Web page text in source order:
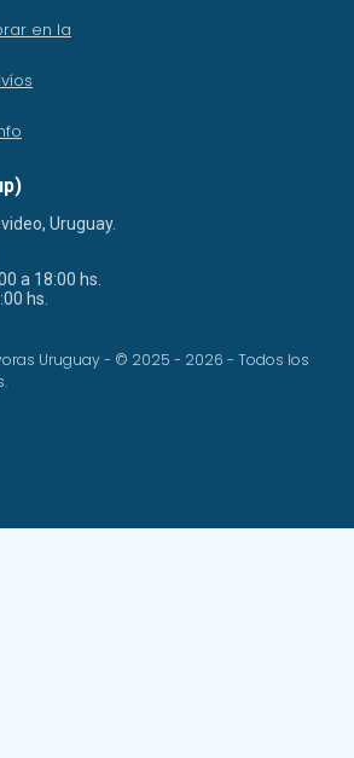
en la
Uruguay.
a 18:00 hs.
hs.
Uruguay - © 2025 - 2026 - Todos los